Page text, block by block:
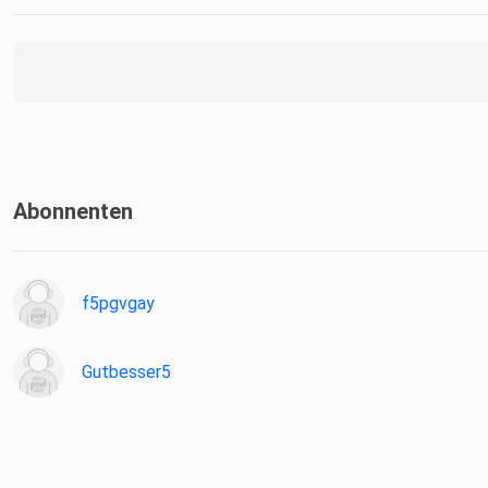
Abonnenten
f5pgvgay
Gutbesser5